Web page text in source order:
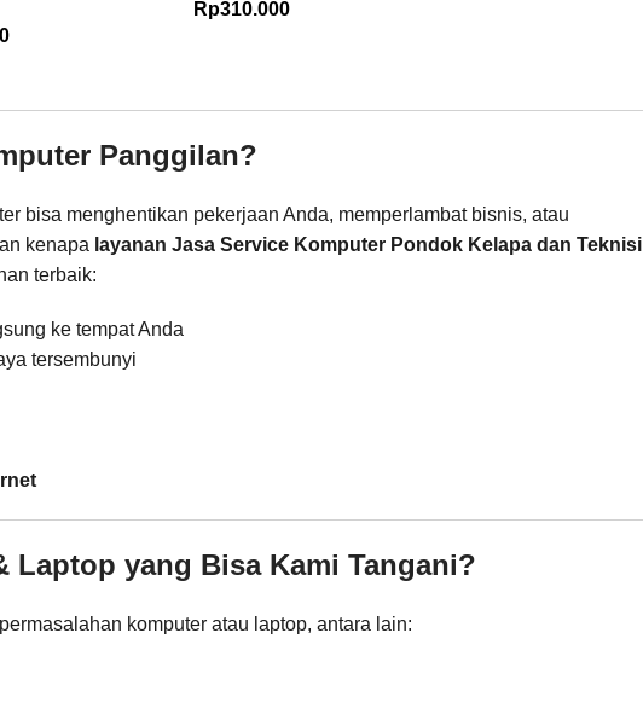
Rp310.000
Panggilan?
bisa menghentikan pekerjaan Anda, memperlambat bisnis, atau
kenapa layanan Jasa Service Komputer Pondok Kelapa dan Teknisi
terbaik:
ke tempat Anda
tersembunyi
Laptop yang Bisa Kami Tangani?
komputer atau laptop, antara lain: